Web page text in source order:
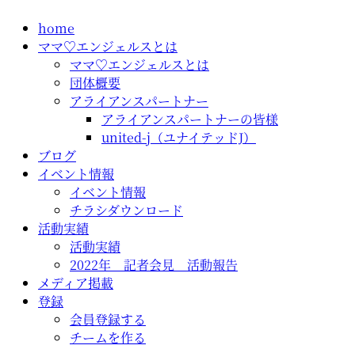
home
ママ♡エンジェルスとは
ママ♡エンジェルスとは
団体概要
アライアンスパートナー
アライアンスパートナーの皆様
united-j（ユナイテッドJ）
ブログ
イベント情報
イベント情報
チラシダウンロード
活動実績
活動実績
2022年 記者会見 活動報告
メディア掲載
登録
会員登録する
チームを作る